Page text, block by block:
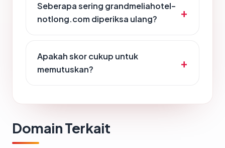
Seberapa sering grandmeliahotel-
notlong.com diperiksa ulang?
Apakah skor cukup untuk
memutuskan?
Domain Terkait